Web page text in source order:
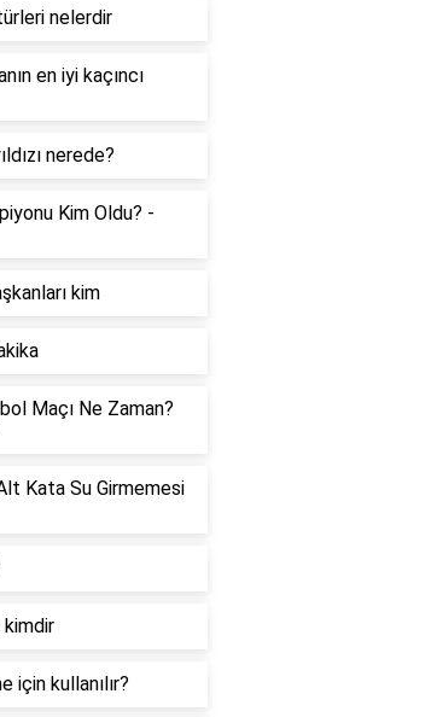
nelerdir
en iyi kaçıncı
nerede?
Kim Oldu? -
kim
Maçı Ne Zaman?
Kata Su Girmemesi
için kullanılır?